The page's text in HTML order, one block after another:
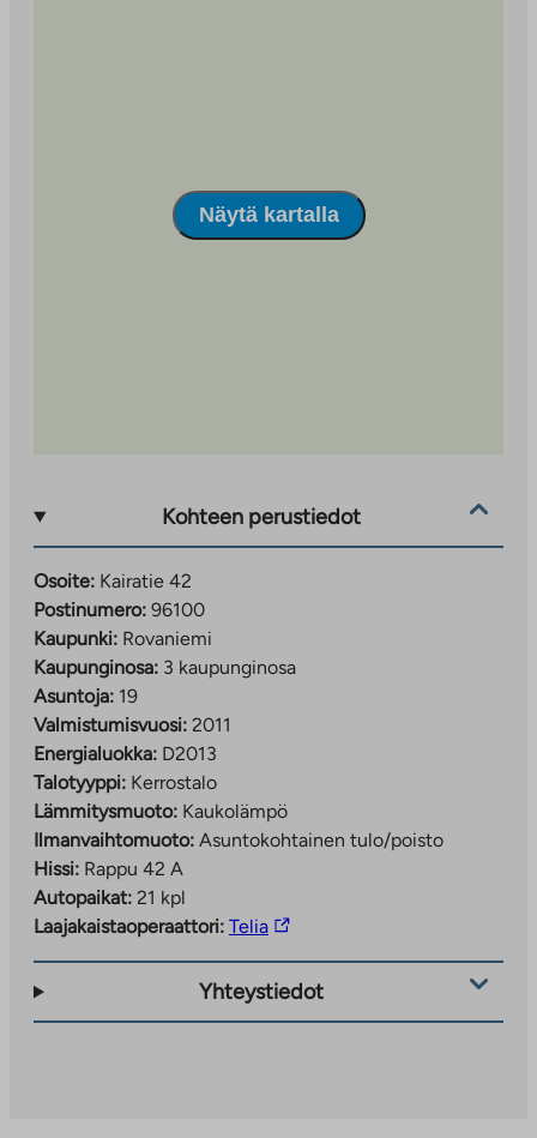
Näytä kartalla
Kohteen perustiedot
Osoite: Kairatie 42
Postinumero: 96100
Kaupunki: Rovaniemi
Kaupunginosa: 3 kaupunginosa
Asuntoja: 19
Valmistumisvuosi: 2011
Energialuokka: D2013
Talotyyppi: Kerrostalo
Lämmitysmuoto: Kaukolämpö
Ilmanvaihtomuoto: Asuntokohtainen tulo/poisto
Hissi: Rappu 42 A
Autopaikat: 21 kpl
Laajakaistaoperaattori: TeliaLinkki
ulkopuoliseen
Yhteystiedot